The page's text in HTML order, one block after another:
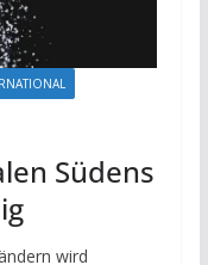
Südens
wird